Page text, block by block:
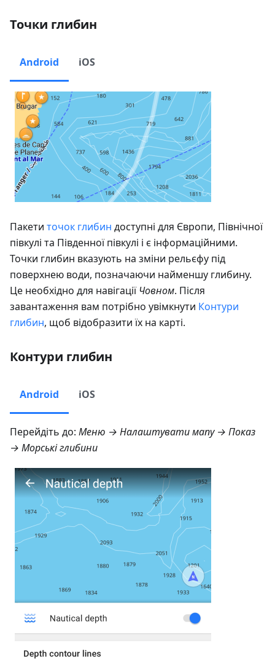
Точки глибин
Android iOS
Пакети точок глибин доступні для Європи, Північної
півкулі та Південної півкулі і є інформаційними.
Точки глибин вказують на зміни рельєфу під
поверхнею води, позначаючи найменшу глибину.
Це необхідно для навігації Човном. Після
завантаження вам потрібно увімкнути Контури
глибин, щоб відобразити їх на карті.
Контури глибин
Android iOS
Перейдіть до: Меню → Налаштувати мапу → Показ
→ Морські глибини